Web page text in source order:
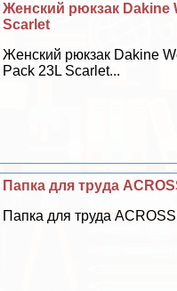
Женский рюкзак Dakine
Scarlet
Женский рюкзак Dakine
Pack 23L Scarlet...
Папка для труда
Папка для труда